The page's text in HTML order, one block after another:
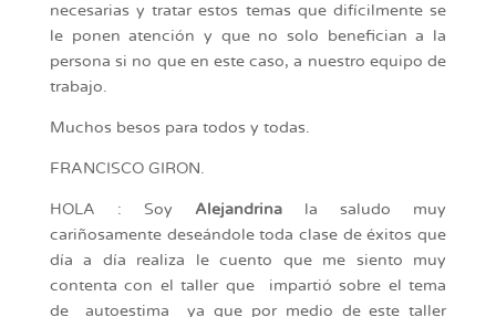
necesarias y tratar estos temas que difícilmente se
le ponen atención y que no solo benefician a la
persona si no que en este caso, a nuestro equipo de
trabajo.
Muchos besos para todos y todas.
FRANCISCO GIRON.
HOLA : Soy Alejandrina la saludo muy
cariñosamente deseándole toda clase de éxitos que
día a día realiza le cuento que me siento muy
contenta con el taller que impartió sobre el tema
de autoestima ya que por medio de este taller